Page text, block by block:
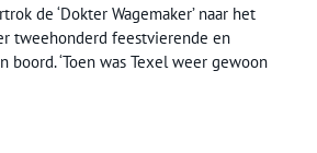
de ‘Dokter Wagemaker’ naar het
tweehonderd feestvierende en
boord. ‘Toen was Texel weer gewoon